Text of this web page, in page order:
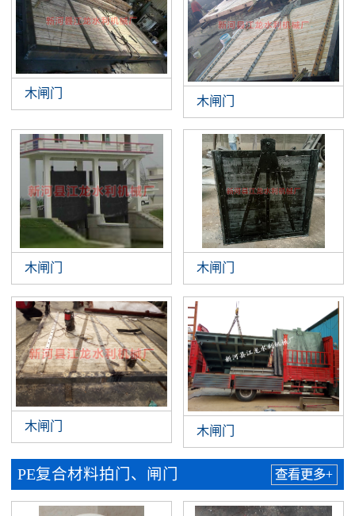
木闸门
木闸门
木闸门 木闸门
木闸门 木闸门
PE复合材料拍门、闸门 查看更多+